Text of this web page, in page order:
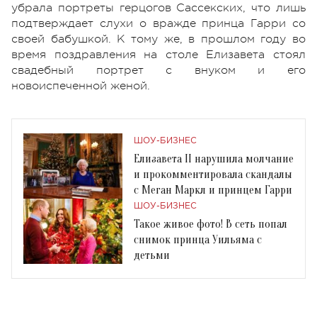
убрала портреты герцогов Сассекских, что лишь
подтверждает слухи о вражде принца Гарри со
своей бабушкой. К тому же, в прошлом году во
время поздравления на столе Елизавета стоял
свадебный портрет с внуком и его
новоиспеченной женой.
ШОУ-БИЗНЕС
Елизавета II нарушила молчание
и прокомментировала скандалы
с Меган Маркл и принцем Гарри
ШОУ-БИЗНЕС
Такое живое фото! В сеть попал
снимок принца Уильяма с
детьми